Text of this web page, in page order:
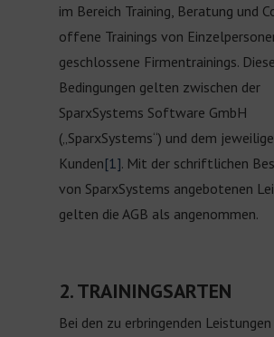
im Bereich Training, Beratung und
offene Trainings von
geschlossene Firmentrainings. Diese
Bedingungen gelten zwischen der
SparxSystems Software GmbH
(„SparxSystems“) und dem
Kunden[1]. Mit der schriftlichen
von SparxSystems angebotenen
gelten die AGB als angenommen.
2. TRAININGSARTEN
Bei den zu erbringenden Leistungen